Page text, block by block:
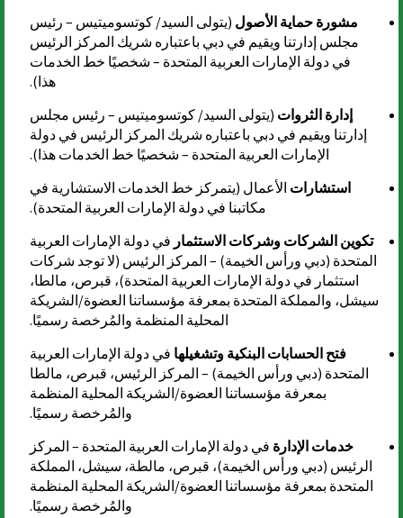
مشورة حماية الأصول (يتولى السيد/ كوتسوميتيس – رئيس
مجلس إدارتنا ويقيم في دبي باعتباره شريك المركز الرئيس
في دولة الإمارات العربية المتحدة – شخصيًا خط الخدمات
هذا).
إدارة الثروات (يتولى السيد/ كوتسوميتيس – رئيس مجلس
إدارتنا ويقيم في دبي باعتباره شريك المركز الرئيس في دولة
الإمارات العربية المتحدة – شخصيًا خط الخدمات هذا).
استشارات الأعمال (يتمركز خط الخدمات الاستشارية في
مكاتبنا في دولة الإمارات العربية المتحدة).
تكوين الشركات وشركات الاستثمار في دولة الإمارات العربية
المتحدة (دبي ورأس الخيمة) – المركز الرئيس (لا توجد شركات
استثمار في دولة الإمارات العربية المتحدة)، قبرص، مالطا،
سيشل، والمملكة المتحدة بمعرفة مؤسساتنا العضوة/الشريكة
المحلية المنظمة والمُرخصة رسميًا.
فتح الحسابات البنكية وتشغيلها في دولة الإمارات العربية
المتحدة (دبي ورأس الخيمة) – المركز الرئيس، قبرص، مالطا
بمعرفة مؤسساتنا العضوة/الشريكة المحلية المنظمة
والمُرخصة رسميًا.
خدمات الإدارة في دولة الإمارات العربية المتحدة – المركز
الرئيس (دبي ورأس الخيمة)، قبرص، مالطة، سيشل، المملكة
المتحدة بمعرفة مؤسساتنا العضوة/الشريكة المحلية المنظمة
والمُرخصة رسميًا.